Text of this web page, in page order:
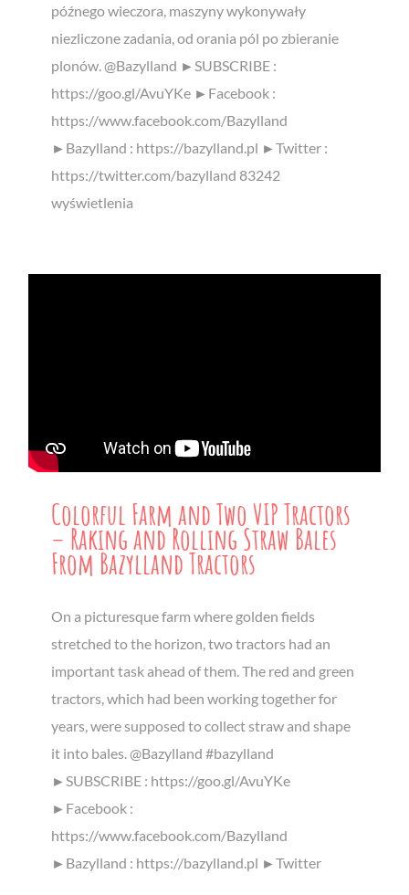
późnego wieczora, maszyny wykonywały
niezliczone zadania, od orania pól po zbieranie
plonów. @Bazylland ►SUBSCRIBE :
https://goo.gl/AvuYKe ►Facebook :
https://www.facebook.com/Bazylland
►Bazylland : https://bazylland.pl ►Twitter :
https://twitter.com/bazylland 83242
wyświetlenia
Colorful Farm and Two VIP Tractors
– Raking and Rolling Straw Bales
From Bazylland Tractors
On a picturesque farm where golden fields
stretched to the horizon, two tractors had an
important task ahead of them. The red and green
tractors, which had been working together for
years, were supposed to collect straw and shape
it into bales. @Bazylland #bazylland
►SUBSCRIBE : https://goo.gl/AvuYKe
►Facebook :
https://www.facebook.com/Bazylland
►Bazylland : https://bazylland.pl ►Twitter